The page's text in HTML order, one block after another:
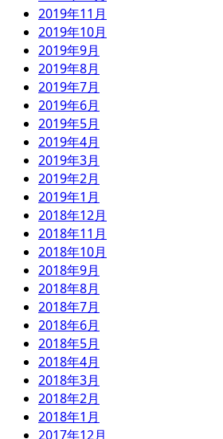
2019年11月
2019年10月
2019年9月
2019年8月
2019年7月
2019年6月
2019年5月
2019年4月
2019年3月
2019年2月
2019年1月
2018年12月
2018年11月
2018年10月
2018年9月
2018年8月
2018年7月
2018年6月
2018年5月
2018年4月
2018年3月
2018年2月
2018年1月
2017年12月